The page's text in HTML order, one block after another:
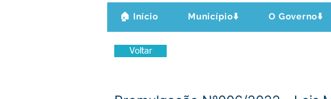
🏠 Início Município⬇️ O Governo⬇️
Voltar